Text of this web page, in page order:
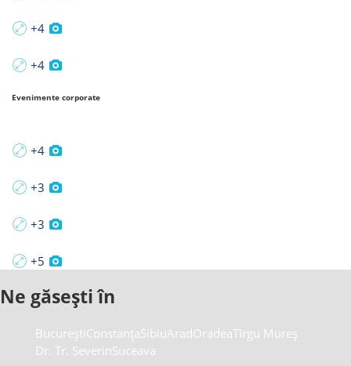
+4
+4
Evenimente corporate
+4
+3
+3
+5
Ne găsești în
București ConstanțaSibiuAradOradeaTîrgu Mureș
Dr. Tr. SeverinSuceava